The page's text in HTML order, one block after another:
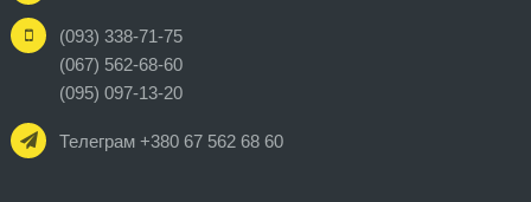
(093) 338-71-75
(067) 562-68-60
(095) 097-13-20
Телеграм +380 67 562 68 60